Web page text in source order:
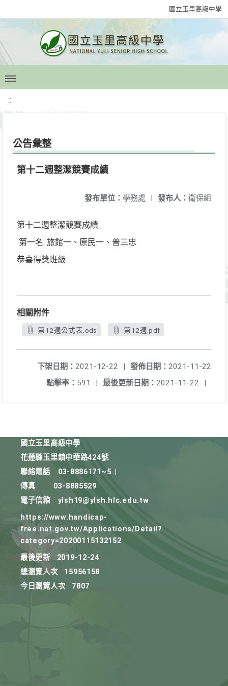
國立玉里高級中學
:::
公告彙整
第十二週整潔競賽成績
發布人： 衛保組
發布單位： 學務處 |
第十二週整潔競賽成績
第一名: 旅館一、原民一、普三忠
恭喜得獎班級
相關附件
第12週公式表.ods 第12週.pdf
發佈日期： 2021-11-22
下架日期： 2021-12-22
|
最後更新日期： 2021-11-22 |
點擊率： 591 |
國立玉里高級中學
花蓮縣玉里鎮中華路424號
聯絡電話
03-8886171~5
傳真
03-8885529
電子信箱
ylsh19@ylsh.hlc.edu.tw
https://www.handicap-
free.nat.gov.tw/Applications/Detail?
category=20200115132152
最後更新
2019-12-24
總瀏覽人次
15956158
今日瀏覽人次
7807